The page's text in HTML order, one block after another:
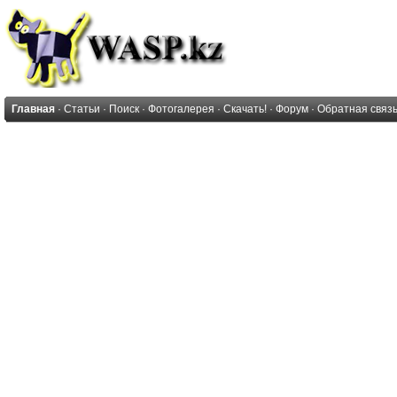
Главная · Статьи · Поиск · Фотогалерея · Скачать! · Форум · Обратная связь